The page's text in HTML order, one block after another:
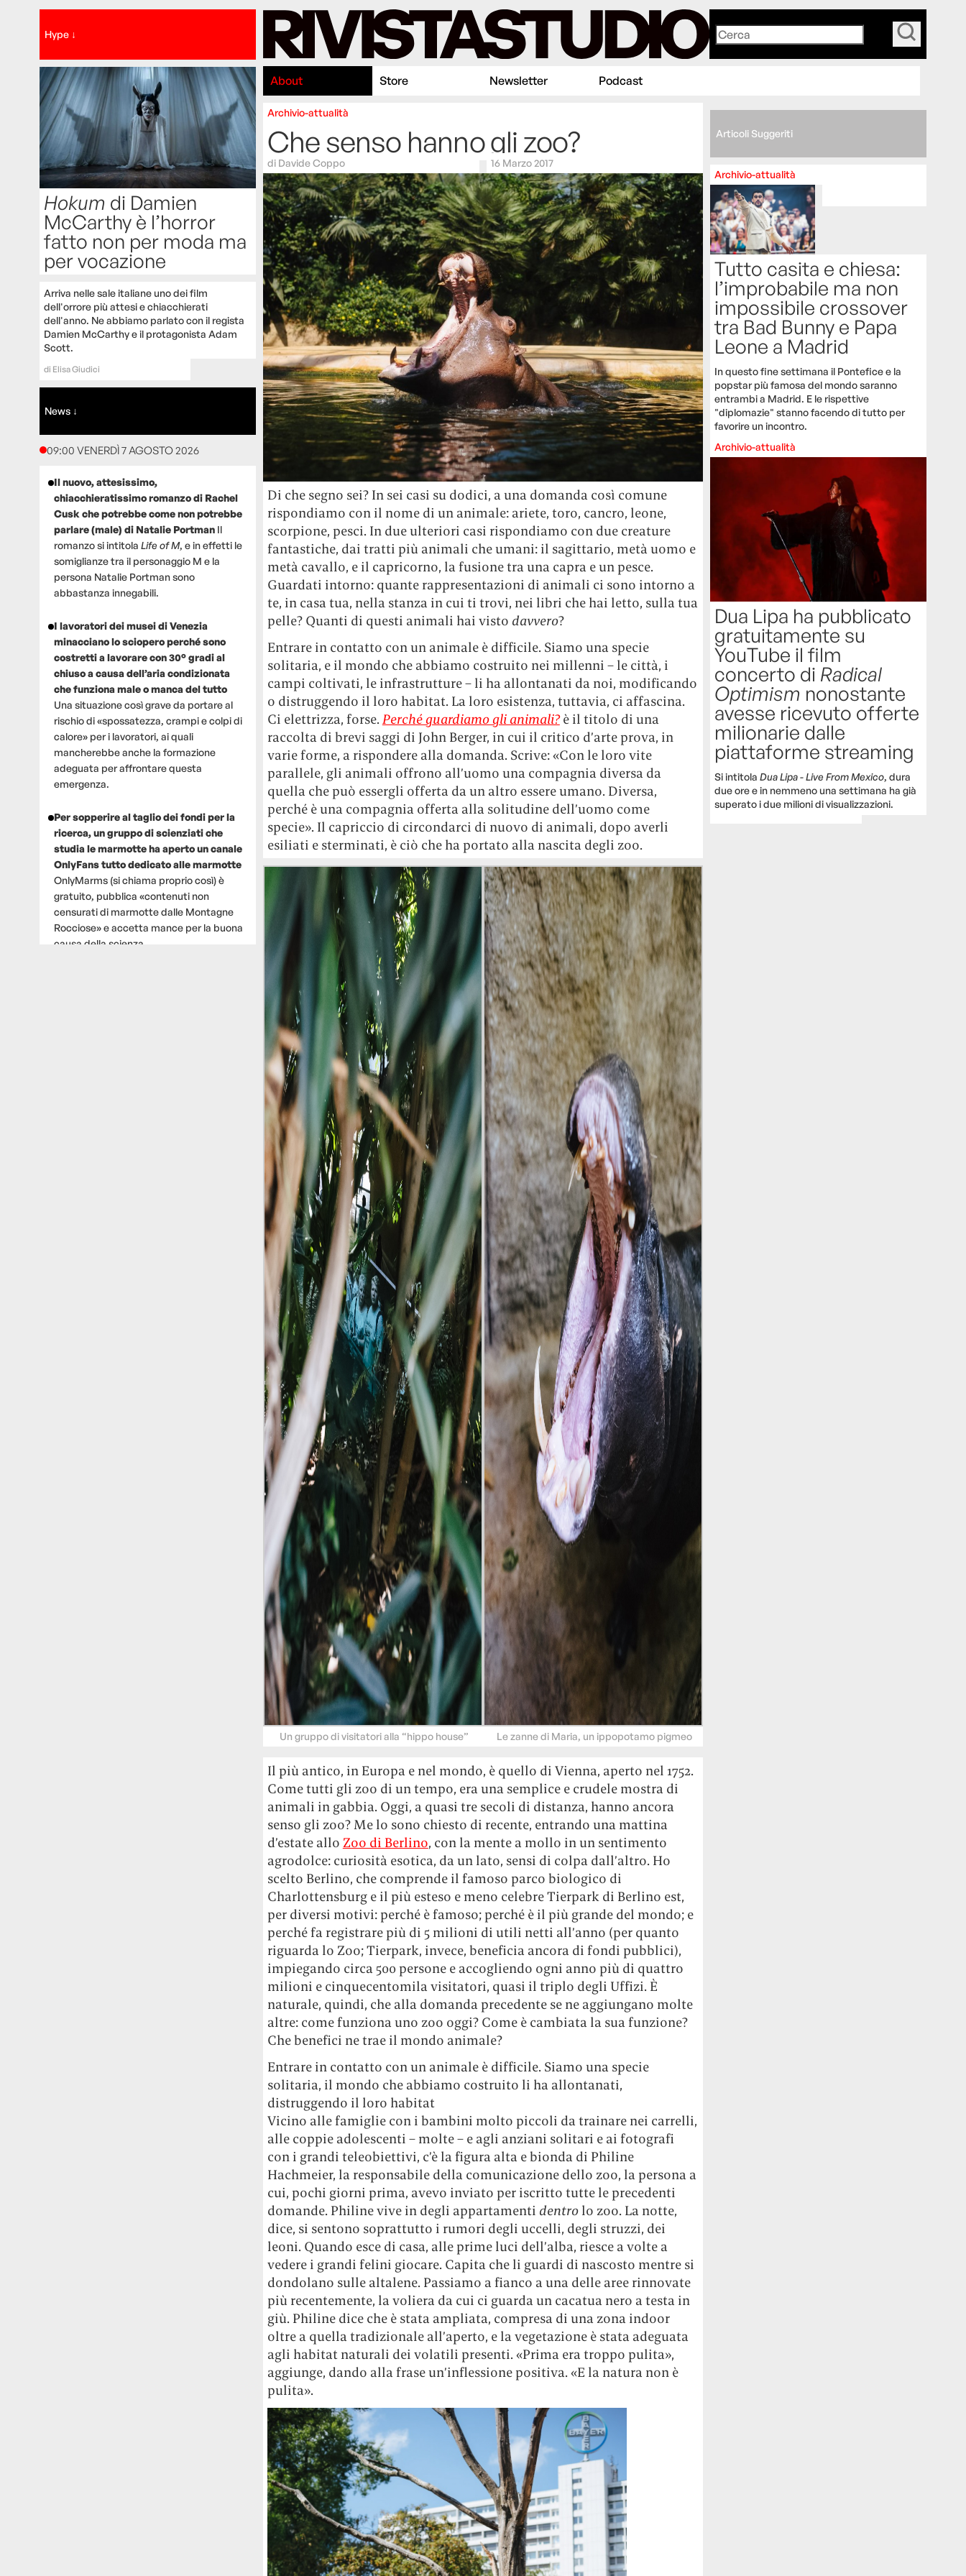
Hype ↓
Hokum di Damien
McCarthy è l’horror
fatto non per moda ma
per vocazione
Arriva nelle sale italiane uno dei film
dell'orrore più attesi e chiacchierati
dell'anno. Ne abbiamo parlato con il regista
Damien McCarthy e il protagonista Adam
Scott.
di Elisa Giudici
News ↓
09:00 VENERDÌ 7 AGOSTO 2026
Il nuovo, attesissimo,
chiacchieratissimo romanzo di Rachel
Cusk che potrebbe come non potrebbe
parlare (male) di Natalie Portman Il
romanzo si intitola Life of M, e in effetti le
somiglianze tra il personaggio M e la
persona Natalie Portman sono
abbastanza innegabili.
I lavoratori dei musei di Venezia
minacciano lo sciopero perché sono
costretti a lavorare con 30° gradi al
chiuso a causa dell’aria condizionata
che funziona male o manca del tutto
Una situazione così grave da portare al
rischio di «spossatezza, crampi e colpi di
calore» per i lavoratori, ai quali
mancherebbe anche la formazione
adeguata per affrontare questa
emergenza.
Per sopperire al taglio dei fondi per la
ricerca, un gruppo di scienziati che
studia le marmotte ha aperto un canale
OnlyFans tutto dedicato alle marmotte
OnlyMarms (si chiama proprio così) è
gratuito, pubblica «contenuti non
censurati di marmotte dalle Montagne
Rocciose» e accetta mance per la buona
causa della scienza.
About Store Newsletter Podcast
Archivio-attualità
Che senso hanno gli zoo?
di Davide Coppo 16 Marzo 2017
Di che segno sei? In sei casi su dodici, a una domanda così comune
rispondiamo con il nome di un animale: ariete, toro, cancro, leone,
scorpione, pesci. In due ulteriori casi rispondiamo con due creature
fantastiche, dai tratti più animali che umani: il sagittario, metà uomo e
metà cavallo, e il capricorno, la fusione tra una capra e un pesce.
Guardati intorno: quante rappresentazioni di animali ci sono intorno a
te, in casa tua, nella stanza in cui ti trovi, nei libri che hai letto, sulla tua
pelle? Quanti di questi animali hai visto davvero?
Entrare in contatto con un animale è difficile. Siamo una specie
solitaria, e il mondo che abbiamo costruito nei millenni – le città, i
campi coltivati, le infrastrutture – li ha allontanati da noi, modificando
o distruggendo il loro habitat. La loro esistenza, tuttavia, ci affascina.
Ci elettrizza, forse. Perché guardiamo gli animali?è il titolo di una
raccolta di brevi saggi di John Berger, in cui il critico d’arte prova, in
varie forme, a rispondere alla domanda. Scrive: «Con le loro vite
parallele, gli animali offrono all’uomo una compagnia diversa da
quella che può essergli offerta da un altro essere umano. Diversa,
perché è una compagnia offerta alla solitudine dell’uomo come
specie». Il capriccio di circondarci di nuovo di animali, dopo averli
esiliati e sterminati, è ciò che ha portato alla nascita degli zoo.
Un gruppo di visitatori alla “hippo house” Le zanne di Maria, un ippopotamo pigmeo
Il più antico, in Europa e nel mondo, è quello di Vienna, aperto nel 1752.
Come tutti gli zoo di un tempo, era una semplice e crudele mostra di
animali in gabbia. Oggi, a quasi tre secoli di distanza, hanno ancora
senso gli zoo? Me lo sono chiesto di recente, entrando una mattina
d’estate allo Zoo di Berlino, con la mente a mollo in un sentimento
agrodolce: curiosità esotica, da un lato, sensi di colpa dall’altro. Ho
scelto Berlino, che comprende il famoso parco biologico di
Charlottensburg e il più esteso e meno celebre Tierpark di Berlino est,
per diversi motivi: perché è famoso; perché è il più grande del mondo; e
perché fa registrare più di 5 milioni di utili netti all’anno (per quanto
riguarda lo Zoo; Tierpark, invece, beneficia ancora di fondi pubblici),
impiegando circa 500 persone e accogliendo ogni anno più di quattro
milioni e cinquecentomila visitatori, quasi il triplo degli Uffizi. È
naturale, quindi, che alla domanda precedente se ne aggiungano molte
altre: come funziona uno zoo oggi? Come è cambiata la sua funzione?
Che benefici ne trae il mondo animale?
Entrare in contatto con un animale è difficile. Siamo una specie
solitaria, il mondo che abbiamo costruito li ha allontanati,
distruggendo il loro habitat
Vicino alle famiglie con i bambini molto piccoli da trainare nei carrelli,
alle coppie adolescenti – molte – e agli anziani solitari e ai fotografi
con i grandi teleobiettivi, c’è la figura alta e bionda di Philine
Hachmeier, la responsabile della comunicazione dello zoo, la persona a
cui, pochi giorni prima, avevo inviato per iscritto tutte le precedenti
domande. Philine vive in degli appartamenti dentrolo zoo. La notte,
dice, si sentono soprattutto i rumori degli uccelli, degli struzzi, dei
leoni. Quando esce di casa, alle prime luci dell’alba, riesce a volte a
vedere i grandi felini giocare. Capita che li guardi di nascosto mentre si
dondolano sulle altalene. Passiamo a fianco a una delle aree rinnovate
più recentemente, la voliera da cui ci guarda un cacatua nero a testa in
giù. Philine dice che è stata ampliata, compresa di una zona indoor
oltre a quella tradizionale all’aperto, e la vegetazione è stata adeguata
agli habitat naturali dei volatili presenti. «Prima era troppo pulita»,
aggiunge, dando alla frase un’inflessione positiva. «E la natura non è
pulita».
Articoli Suggeriti
Archivio-attualità
Tutto casita e chiesa:
l’improbabile ma non
impossibile crossover
tra Bad Bunny e Papa
Leone a Madrid
In questo fine settimana il Pontefice e la
popstar più famosa del mondo saranno
entrambi a Madrid. E le rispettive
"diplomazie" stanno facendo di tutto per
favorire un incontro.
Archivio-attualità
Dua Lipa ha pubblicato
gratuitamente su
YouTube il film
concerto di Radical
Optimism nonostante
avesse ricevuto offerte
milionarie dalle
piattaforme streaming
Si intitolaDua Lipa - Live From Mexico, dura
due ore e in nemmeno una settimana ha già
superato i due milioni di visualizzazioni.